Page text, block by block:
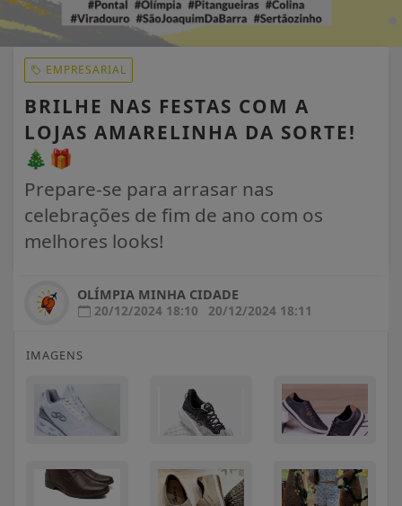
EMPRESARIAL
BRILHE NAS FESTAS COM A
LOJAS AMARELINHA DA SORTE!
🎄🎁
Prepare-se para arrasar nas
celebrações de fim de ano com os
melhores looks!
OLÍMPIA MINHA CIDADE
20/12/2024 18:10
20/12/2024 18:11
IMAGENS